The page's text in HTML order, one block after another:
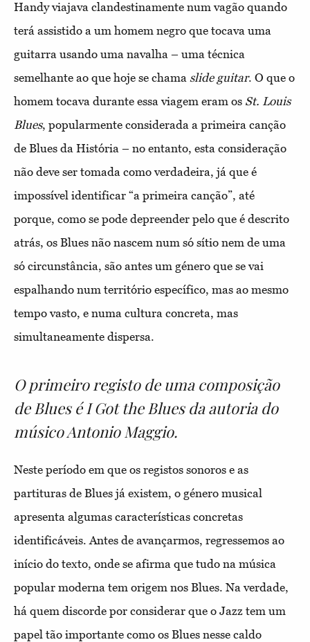
Handy viajava clandestinamente num vagão quando
terá assistido a um homem negro que tocava uma
guitarra usando uma navalha – uma técnica
semelhante ao que hoje se chama slide guitar. O que o
homem tocava durante essa viagem eram os St. Louis
Blues, popularmente considerada a primeira canção
de Blues da História – no entanto, esta consideração
não deve ser tomada como verdadeira, já que é
impossível identificar “a primeira canção”, até
porque, como se pode depreender pelo que é descrito
atrás, os Blues não nascem num só sítio nem de uma
só circunstância, são antes um género que se vai
espalhando num território específico, mas ao mesmo
tempo vasto, e numa cultura concreta, mas
simultaneamente dispersa.
O primeiro registo de uma composição
de Blues é I Got the Blues da autoria do
músico Antonio Maggio.
Neste período em que os registos sonoros e as
partituras de Blues já existem, o género musical
apresenta algumas características concretas
identificáveis. Antes de avançarmos, regressemos ao
início do texto, onde se afirma que tudo na música
popular moderna tem origem nos Blues. Na verdade,
há quem discorde por considerar que o Jazz tem um
papel tão importante como os Blues nesse caldo